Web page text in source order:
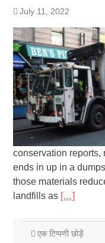
July 11, 2022
conservation reports,
ends in up in a
those materials
landfills as […]
एक टिप्पणी छोड़ें